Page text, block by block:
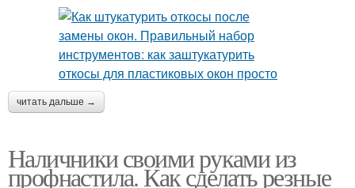
читать дальше →
Наличники своими руками из
профнастила. Как сделать резные